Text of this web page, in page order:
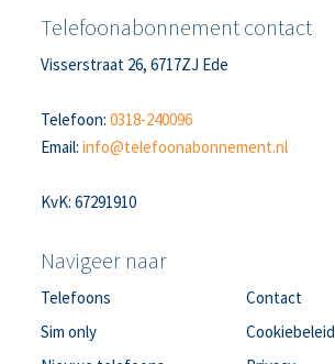
Telefoonabonnement contact
Visserstraat 26, 6717ZJ Ede
Telefoon:0318-240096
Email:info@telefoonabonnement.nl
KvK: 67291910
Navigeer naar
Telefoons
Sim only
Contact
Cookiebeleid